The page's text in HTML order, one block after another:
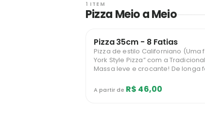
1 ITEM
Pizza Meio a Meio
Pizza 35cm - 8 Fatias
Pizza de estilo Californiano (Uma
York Style Pizza” com a
Massa leve e crocante! De longa
rolo, mantendo a aeração e
fermentação na massa. Dentre as
A partir de R$ 46,00